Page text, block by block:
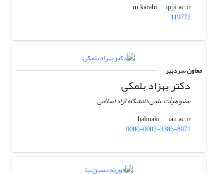
m.karabi
ippi.ac.ir
119772
معاون سردبیر
دکتر بهزاد بلمکی
عضو هیأت علمی دانشگاه آزاد اسلامی
balmaki
iau.ac.ir
0000-0002-3386-8071